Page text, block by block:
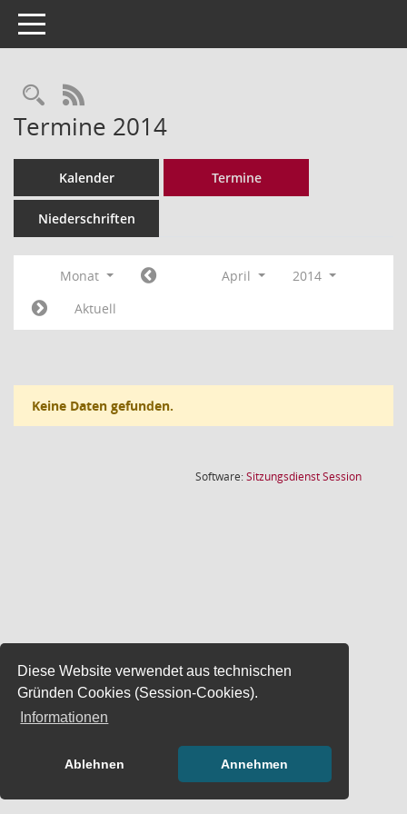
Diese Website verwendet aus technischen
Gründen Cookies (Session-Cookies).
Informationen
Ablehnen Annehmen
Toggle navigation
Rechercheauswahl
RSS-Feed
Termine 2014
Kalender Termine
Niederschriften
Monat April
2014
Aktuell
Keine Daten gefunden.
Software:SitzungsdienstSession(Wird in